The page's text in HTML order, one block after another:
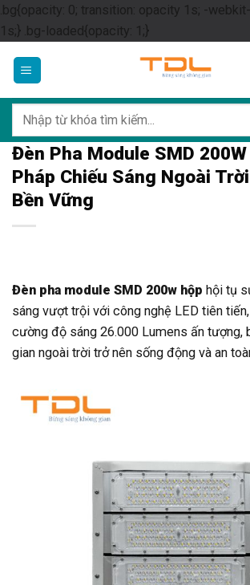
.bg{opacity: 0; transition: opacity 1s; -
1s;} .bg-loaded{opacity: 1;}Skip
content
kiếm:
Đèn Pha Module SMD
Pháp Chiếu Sáng Ngoài
Bền Vững
Đèn pha module SMD 200w hộp hội tụ
sáng vượt trội với công nghệ LED tiên
cường độ sáng 26.000 Lumens ấn tượng,
gian ngoài trời trở nên sống động và an